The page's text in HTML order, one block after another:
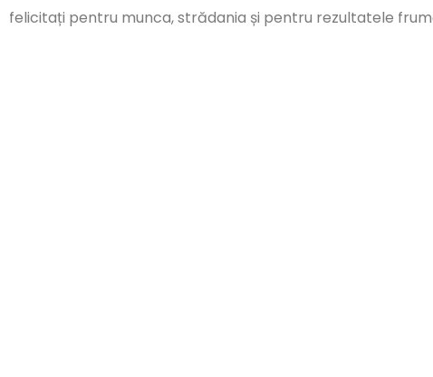
felicitați pentru munca, strădania și pentru rezultatele